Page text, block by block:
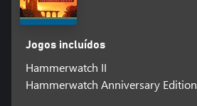
Jogos incluídos
Hammerwatch II
Hammerwatch Anniversary Edition